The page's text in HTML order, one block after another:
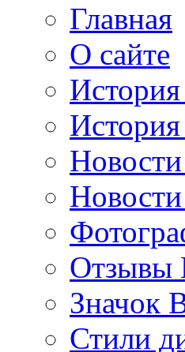
Главная
О сайте
Отзывы
Значок
Стили